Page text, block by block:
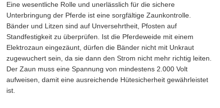
Eine wesentliche Rolle und unerlässlich für die sichere
Unterbringung der Pferde ist eine sorgfältige Zaunkontrolle.
Bänder und Litzen sind auf Unversehrtheit, Pfosten auf
Standfestigkeit zu überprüfen. Ist die Pferdeweide mit einem
Elektrozaun eingezäunt, dürfen die Bänder nicht mit Unkraut
zugewuchert sein, da sie dann den Strom nicht mehr richtig leiten.
Der Zaun muss eine Spannung von mindestens 2.000 Volt
aufweisen, damit eine ausreichende Hütesicherheit gewährleistet
ist.